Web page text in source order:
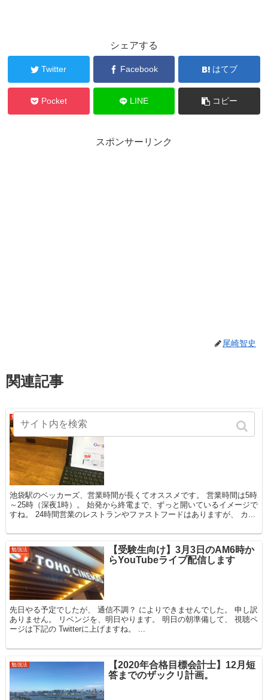
シェアする
Twitter Facebook はてブ
Pocket LINE コピー
スポンサーリンク
尾崎智史
関連記事
勉強法
利。今年の論文当日にも使える。
池袋駅のベッカーズ、営業時間が長くてオススメです。 営業時間は5時
～25時（深夜1時）。 始発から終電まで、ずっと開いているイメージで
すね。 24時間営業のレストランやファストフードはありますが、 カ...
勉強法
【受験生向け】3月3日のAM6時か
らYouTubeライブ配信します
先日やる予定でしたが、 通信不調？ によりできませんでした。 申し訳
ありません。 リベンジを、明日やります。 明日の朝準備して、 視聴ペ
ージは下記の Twitterに上げますね。 ...
勉強法
【2020年合格目標会計士】12月短
答までのザックリ計画。